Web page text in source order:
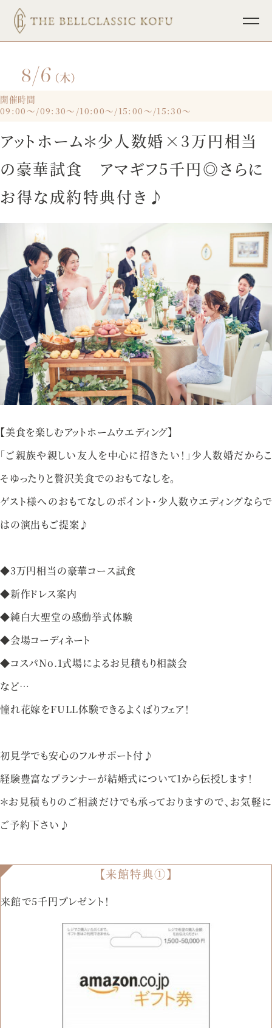
ご不明な点やご相談など、
ブライダルフェア
ベルクラシック甲府
山梨県甲府市丸の内1-1-17
営業時間： 9：00〜18：00（無休）
TOP
料理
ドレス
ホスピタリティ
フォトウェディング
インフォメーション
宴会・会議
アクセス
ご参列の皆さまへ
プライバシーポリシー
採用情報
8/6 （木）
開催時間
09:00～/09:30～/10:00～/15:00～/15:30～
アットホーム＊少人数婚×3万円相当
の豪華試食 アマギフ5千円◎さらに
お得な成約特典付き♪
【美食を楽しむアットホームウエディング】
「ご親族や親しい友人を中心に招きたい！」少人数婚だからこ
そゆったりと贅沢美食でのおもてなしを。
ゲスト様へのおもてなしのポイント・少人数ウエディングならで
はの演出もご提案♪
◆3万円相当の豪華コース試食
◆新作ドレス案内
◆純白大聖堂の感動挙式体験
◆会場コーディネート
◆コスパNo.1式場によるお見積もり相談会
など…
憧れ花嫁をFULL体験できるよくばりフェア！
初見学でも安心のフルサポート付♪
経験豊富なプランナーが結婚式について1から伝授します！
＊お見積もりのご相談だけでも承っておりますので、お気軽に
ご予約下さい♪
【来館特典①】
来館で5千円プレゼント！